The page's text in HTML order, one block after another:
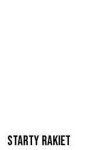
Starty rakiet